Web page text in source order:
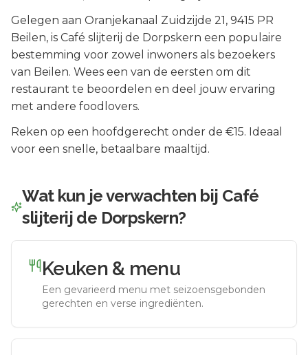
Gelegen aan Oranjekanaal Zuidzijde 21, 9415 PR
Beilen, is Café slijterij de Dorpskern een populaire
bestemming voor zowel inwoners als bezoekers
van Beilen. Wees een van de eersten om dit
restaurant te beoordelen en deel jouw ervaring
met andere foodlovers.
Reken op een hoofdgerecht onder de €15. Ideaal
voor een snelle, betaalbare maaltijd.
Wat kun je verwachten bij Café
slijterij de Dorpskern?
Keuken & menu
Een gevarieerd menu met seizoensgebonden
gerechten en verse ingrediënten.